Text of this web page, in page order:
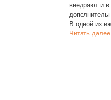
внедряют и в систему
дополнительного
В одной из ижевских
Читать далее